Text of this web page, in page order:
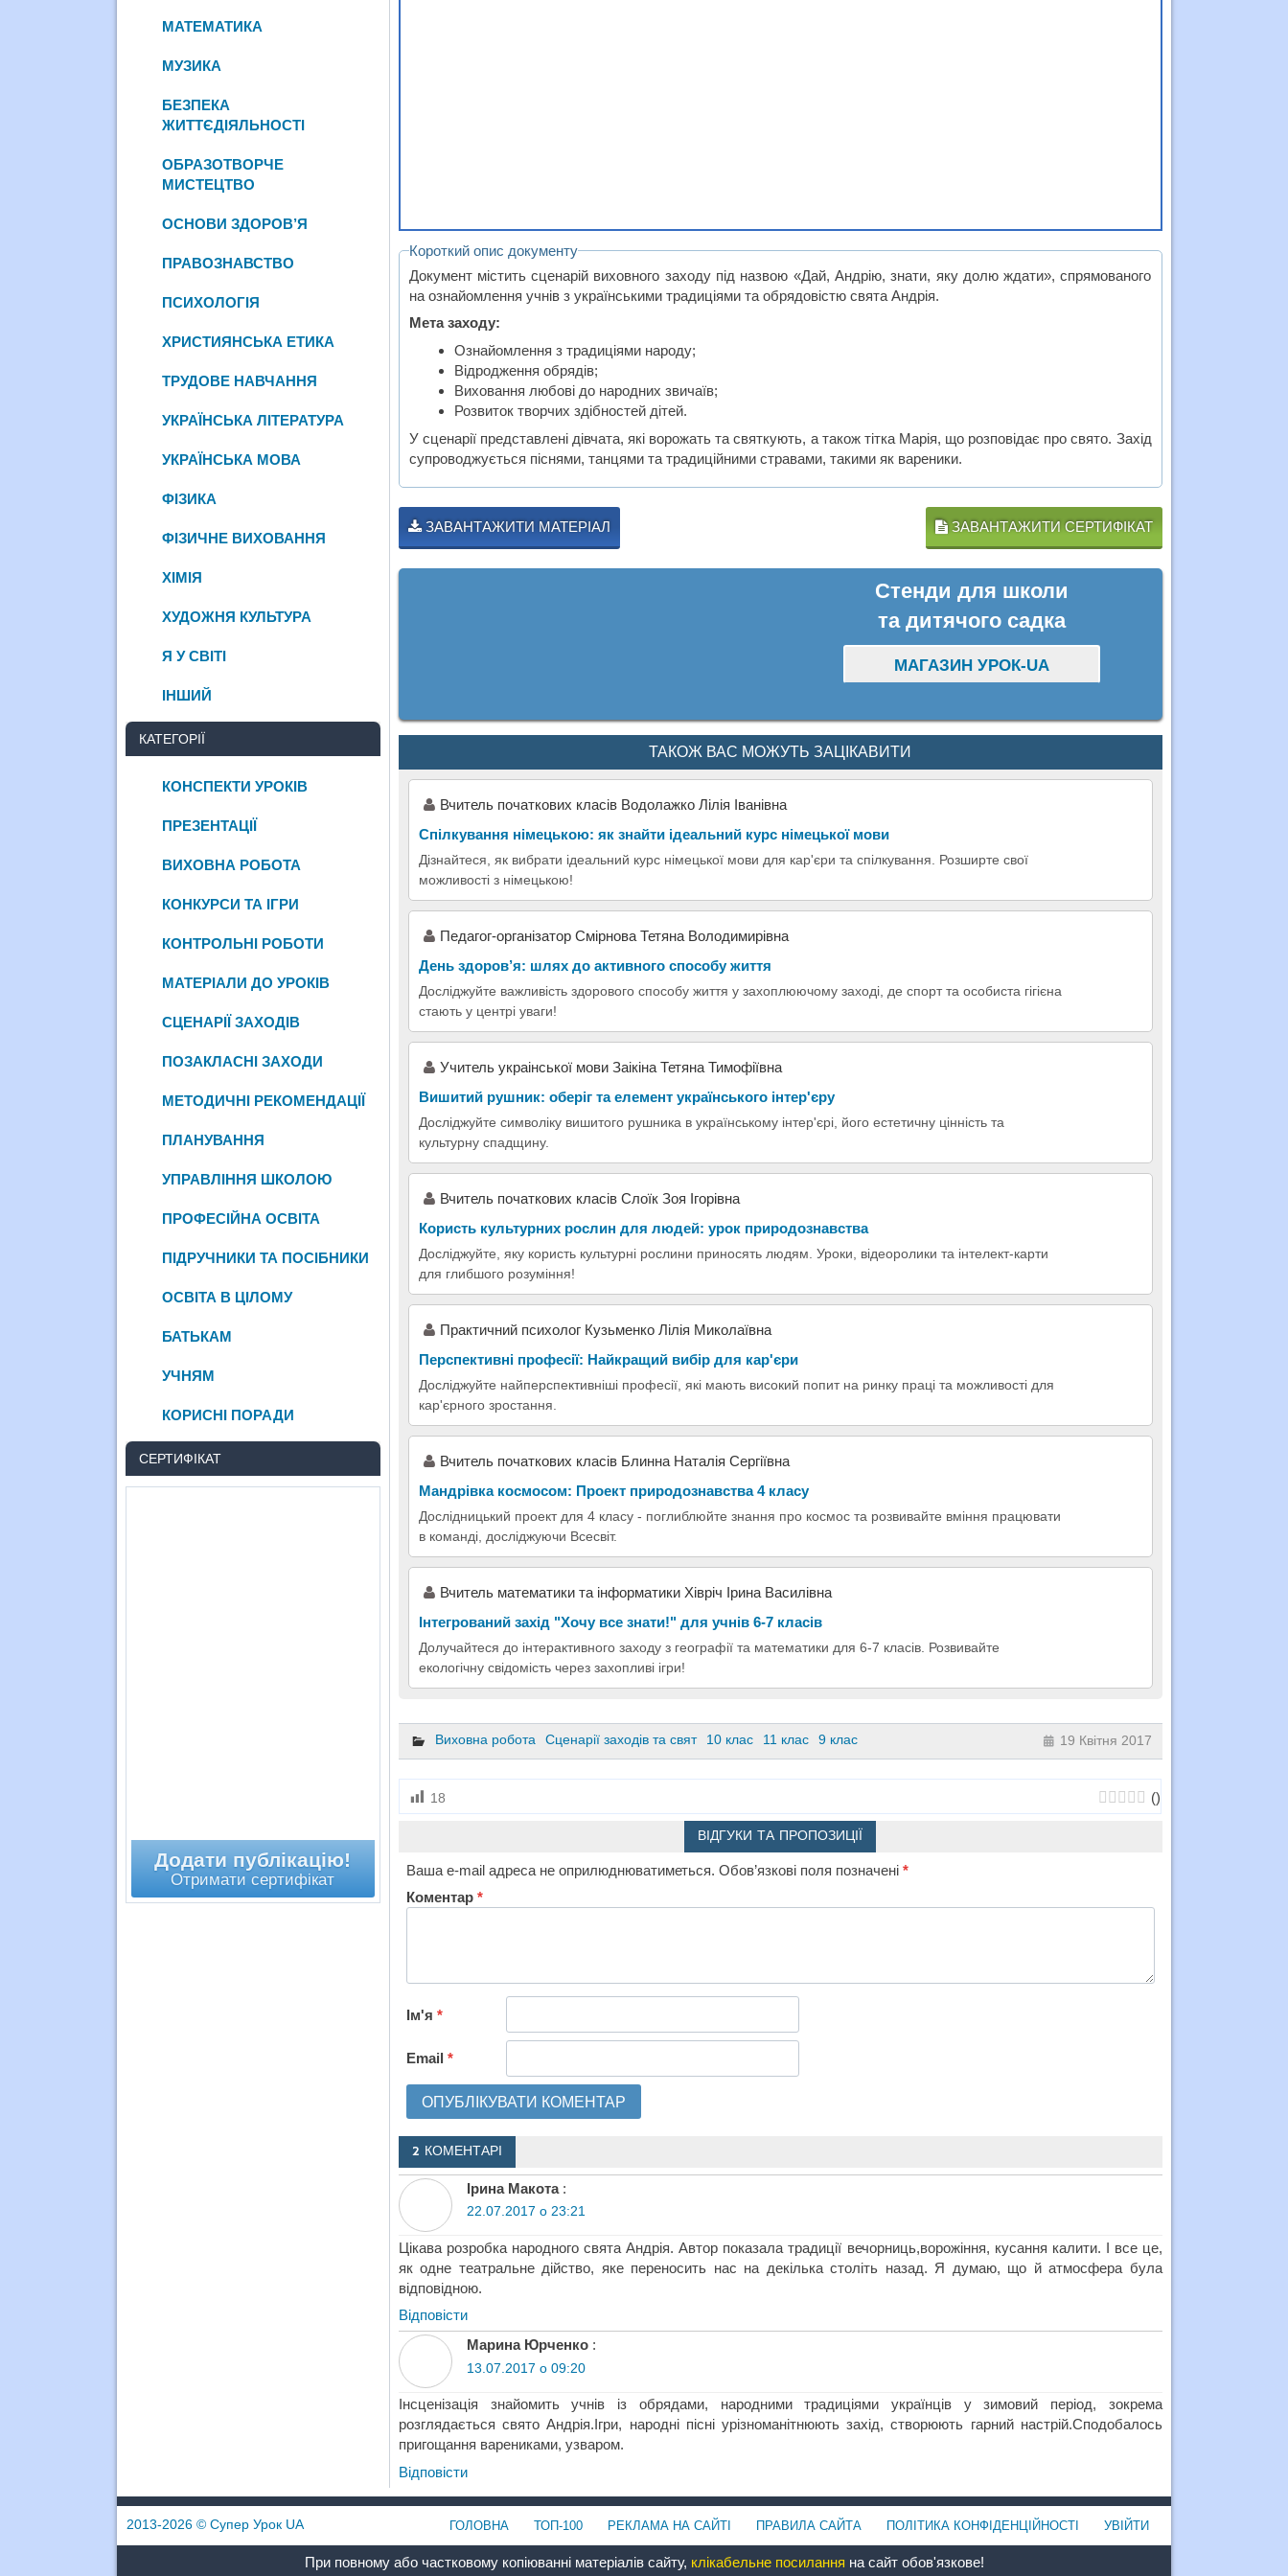
Короткий опис документу
Документ містить сценарій виховного заходу під назвою «Дай, Андрію, знати, яку долю ждати», спрямованого
на ознайомлення учнів з українськими традиціями та обрядовістю свята Андрія.
Мета заходу:
Ознайомлення з традиціями народу;
Відродження обрядів;
Виховання любові до народних звичаїв;
Розвиток творчих здібностей дітей.
У сценарії представлені дівчата, які ворожать та святкують, а також тітка Марія, що розповідає про свято. Захід
супроводжується піснями, танцями та традиційними стравами, такими як вареники.
ЗАВАНТАЖИТИ МАТЕРІАЛ ЗАВАНТАЖИТИ СЕРТИФІКАТ
Стенди для школи
та дитячого садка
МАГАЗИН УРОК-UA
ТАКОЖ ВАС МОЖУТЬ ЗАЦІКАВИТИ
Вчитель початкових класів Водолажко Лілія Іванівна
Спілкування німецькою: як знайти ідеальний курс німецької мови
Дізнайтеся, як вибрати ідеальний курс німецької мови для кар'єри та спілкування. Розширте свої
можливості з німецькою!
Педагог-організатор Смірнова Тетяна Володимирівна
День здоров’я: шлях до активного способу життя
Досліджуйте важливість здорового способу життя у захоплюючому заході, де спорт та особиста гігієна
стають у центрі уваги!
Учитель украінської мови Заікіна Тетяна Тимофіївна
Вишитий рушник: оберіг та елемент українського інтер'єру
Досліджуйте символіку вишитого рушника в українському інтер'єрі, його естетичну цінність та
культурну спадщину.
Вчитель початкових класів Слоїк Зоя Ігорівна
Користь культурних рослин для людей: урок природознавства
Досліджуйте, яку користь культурні рослини приносять людям. Уроки, відеоролики та інтелект-карти
для глибшого розуміння!
Практичний психолог Кузьменко Лілія Миколаївна
Перспективні професії: Найкращий вибір для кар'єри
Досліджуйте найперспективніші професії, які мають високий попит на ринку праці та можливості для
кар'єрного зростання.
Вчитель початкових класів Блинна Наталія Сергіївна
Мандрівка космосом: Проект природознавства 4 класу
Дослідницький проект для 4 класу - поглиблюйте знання про космос та розвивайте вміння працювати
в команді, досліджуючи Всесвіт.
Вчитель математики та інформатики Хівріч Ірина Василівна
Інтегрований захід "Хочу все знати!" для учнів 6-7 класів
Долучайтеся до інтерактивного заходу з географії та математики для 6-7 класів. Розвивайте
екологічну свідомість через захопливі ігри!
Виховна робота Сценарії заходів та свят 10 клас 11 клас 9 клас 19 Квітня 2017
18 ()
ВІДГУКИ ТА ПРОПОЗИЦІЇ
Ваша e-mail адреса не оприлюднюватиметься. Обов’язкові поля позначені *
Коментар *
Ім'я *
Email *
2 КОМЕНТАРІ
Ірина Макота :
22.07.2017 о 23:21
Цікава розробка народного свята Андрія. Автор показала традиції вечорниць,ворожіння, кусання калити. І все це,
як одне театральне дійство, яке переносить нас на декілька століть назад. Я думаю, що й атмосфера була
відповідною.
Відповіcти
Марина Юрченко :
13.07.2017 о 09:20
Інсценізація знайомить учнів із обрядами, народними традиціями українців у зимовий період, зокрема
розглядається свято Андрія.Ігри, народні пісні урізноманітнюють захід, створюють гарний настрій.Сподобалось
пригощання варениками, узваром.
Відповіcти
МАТЕМАТИКА
МУЗИКА
БЕЗПЕКА
ЖИТТЄДІЯЛЬНОСТІ
ОБРАЗОТВОРЧЕ
МИСТЕЦТВО
ОСНОВИ ЗДОРОВ’Я
ПРАВОЗНАВСТВО
ПСИХОЛОГІЯ
ХРИСТИЯНСЬКА ЕТИКА
ТРУДОВЕ НАВЧАННЯ
УКРАЇНСЬКА ЛІТЕРАТУРА
УКРАЇНСЬКА МОВА
ФІЗИКА
ФІЗИЧНЕ ВИХОВАННЯ
ХІМІЯ
ХУДОЖНЯ КУЛЬТУРА
Я У СВІТІ
ІНШИЙ
КАТЕГОРІЇ
КОНСПЕКТИ УРОКІВ
ПРЕЗЕНТАЦІЇ
ВИХОВНА РОБОТА
КОНКУРСИ ТА ІГРИ
КОНТРОЛЬНІ РОБОТИ
МАТЕРІАЛИ ДО УРОКІВ
СЦЕНАРІЇ ЗАХОДІВ
ПОЗАКЛАСНІ ЗАХОДИ
МЕТОДИЧНІ РЕКОМЕНДАЦІЇ
ПЛАНУВАННЯ
УПРАВЛІННЯ ШКОЛОЮ
ПРОФЕСІЙНА ОСВІТА
ПІДРУЧНИКИ ТА ПОСІБНИКИ
ОСВІТА В ЦІЛОМУ
БАТЬКАМ
УЧНЯМ
КОРИСНІ ПОРАДИ
СЕРТИФІКАТ
Додати публікацію!
Отримати сертифікат
2013-2026© Супер Урок UA ГОЛОВНА ТОП-100 РЕКЛАМА НА САЙТІ ПРАВИЛА САЙТА ПОЛІТИКА КОНФІДЕНЦІЙНОСТІ УВІЙТИ
При повному або частковому копіюванні матеріалів сайту, клікабельне посилання на сайт обов'язкове!